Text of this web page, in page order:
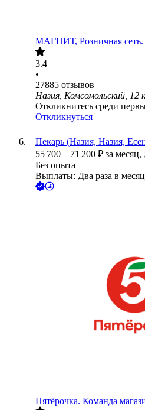
МАГНИТ, Розничная сеть.
3.4
•
27885 отзывов
Назия, Комсомольский, 12
Откликнитесь среди
Откликнуться
Пекарь (Назия, Назия,
55 700 – 71 200 ₽ за месяц,
Без опыта
Выплаты: Два раза в месяц
Пятёрочка. Команда